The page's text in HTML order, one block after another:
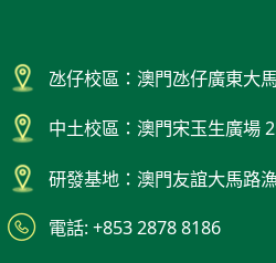
氹仔校區：澳門氹仔廣東大
中土校區：澳門宋玉生廣場
研發基地：澳門友誼大馬路
電話: +853 2878 8186